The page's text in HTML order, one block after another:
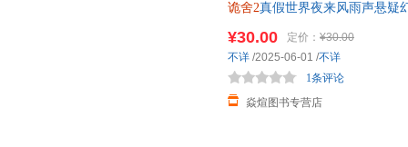
诡舍2真假世界夜来风雨声悬疑
¥30.00 定价： ¥30.00
焱煊图书专营店
1条评论
不详 /2025-06-01 /不详